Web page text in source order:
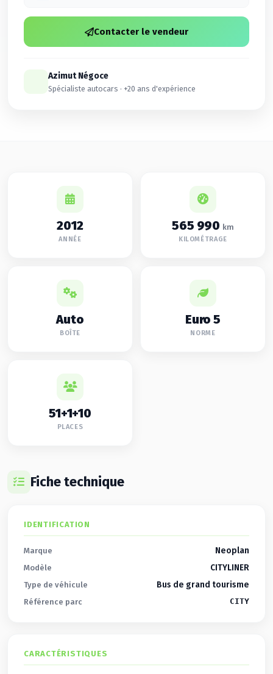
Contacter le vendeur
Azimut Négoce
Spécialiste autocars · +20 ans d'expérience
2012
ANNÉE
565 990 km
KILOMÉTRAGE
Auto
BOÎTE
Euro 5
NORME
51+1+10
PLACES
Fiche technique
IDENTIFICATION
Marque Neoplan
Modèle CITYLINER
Type de véhicule Bus de grand tourisme
Référence parc CITY
CARACTÉRISTIQUES